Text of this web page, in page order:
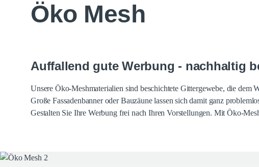
Öko Mesh
Auffallend gute Werbung - nachhaltig
Unsere Öko-Meshmaterialien sind beschichtete Gittergewebe, die dem
Große Fassadenbanner oder Bauzäune lassen sich damit ganz
Gestalten Sie Ihre Werbung frei nach Ihren Vorstellungen. Mit Öko-